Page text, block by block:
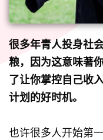
很多年青人投身社
粮，因为这意味著
了让你掌控自己收
计划的好时机。
也许很多人开始第